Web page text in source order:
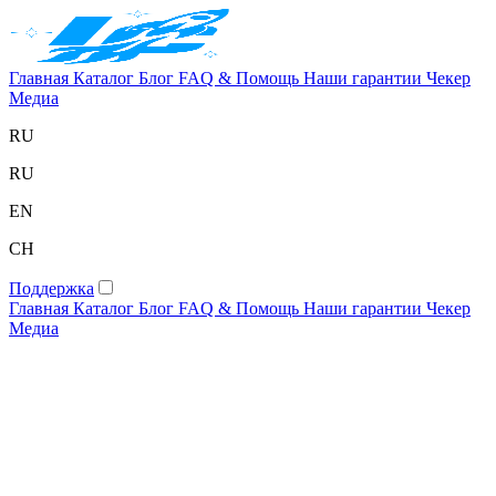
Главная Каталог Блог FAQ & Помощь Наши гарантии Чекер
Медиа
RU
RU
EN
CH
Поддержка
Главная Каталог Блог FAQ & Помощь Наши гарантии Чекер
Медиа